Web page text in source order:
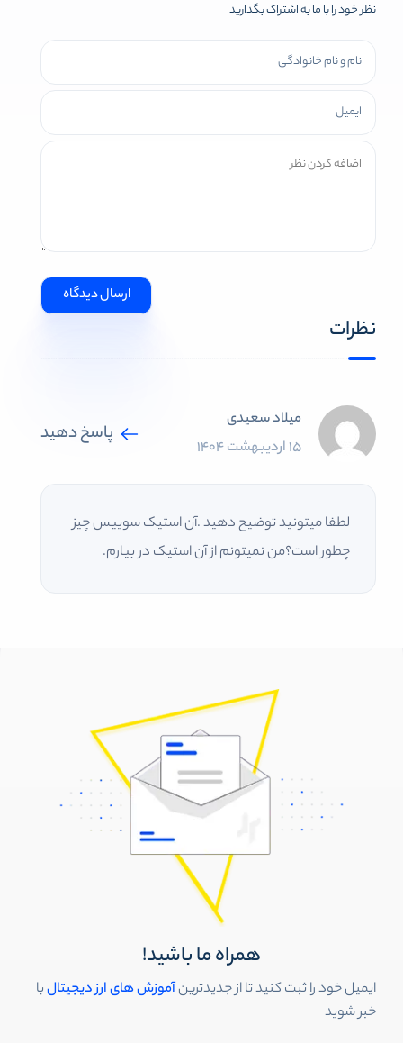
نظر خود را با ما به اشتراک بگذارید
نظرات
میلاد سعیدی
15 اردیبهشت 1404
پاسخ دهید
لطفا میتونید توضیح دهید .آن استیک سوییس چیز
چطور است؟من نمیتونم از آن استیک در بیارم.
همراه ما باشید!
ایمیل خود را ثبت کنید تا از جدیدترینآموزش های ارز دیجیتالبا
خبر شوید